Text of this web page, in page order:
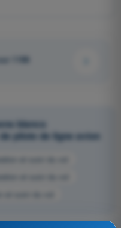
1106
blancs
pilote de ligne avion
et suivi du vol
et suivi du vol
et suivi du vol